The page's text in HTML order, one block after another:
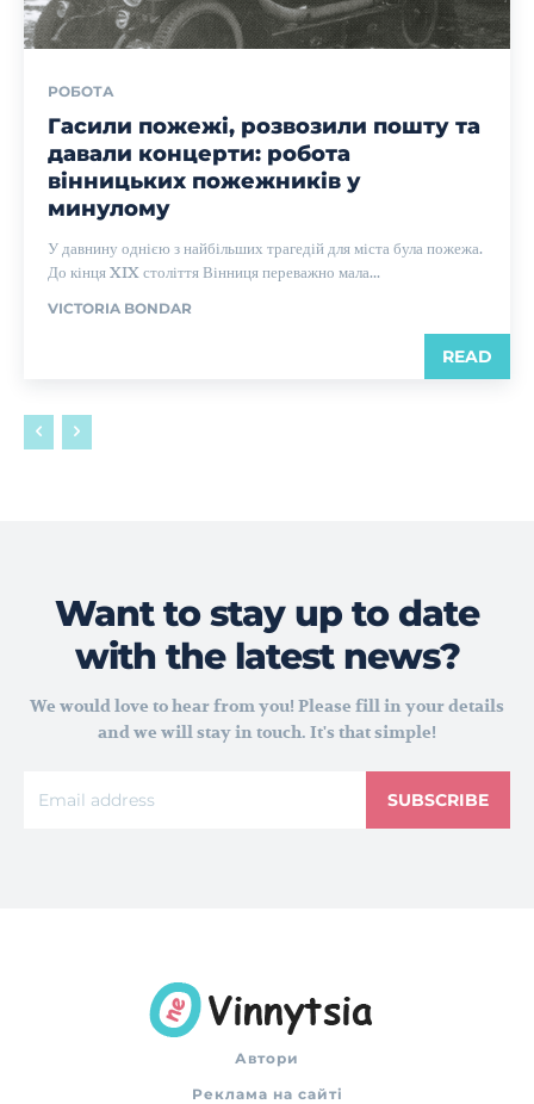
РОБОТА
Гасили пожежі, розвозили пошту та
давали концерти: робота
вінницьких пожежників у
минулому
У давнину однією з найбільших трагедій для міста була пожежа.
До кінця XIX століття Вінниця переважно мала...
VICTORIA BONDAR
READ
Want to stay up to date
with the latest news?
We would love to hear from you! Please fill in your details
and we will stay in touch. It's that simple!
SUBSCRIBE
Автори
Реклама на сайті